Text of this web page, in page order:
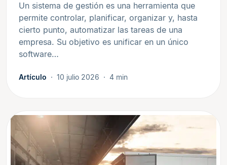
Un sistema de gestión es una herramienta que
permite controlar, planificar, organizar y, hasta
cierto punto, automatizar las tareas de una
empresa. Su objetivo es unificar en un único
software…
Artículo 10 julio 2026 4 min